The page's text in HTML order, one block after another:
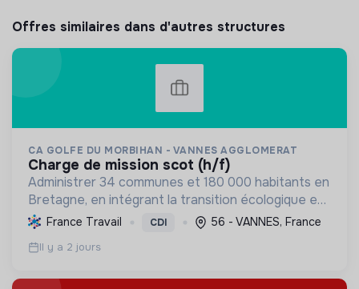
Offres similaires dans d'autres structures
CA GOLFE DU MORBIHAN - VANNES AGGLOMERAT
charge de mission scot (h/f)
Administrer 34 communes et 180 000 habitants en
Bretagne, en intégrant la transition écologique et
sociale par une planification résiliente, des achats
durables et le soutien à l'économie verte.
France Travail CDI 56 - VANNES, France
Il y a 2 jours